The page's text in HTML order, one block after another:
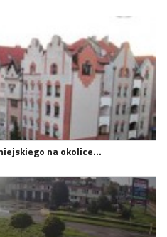
na okolice…